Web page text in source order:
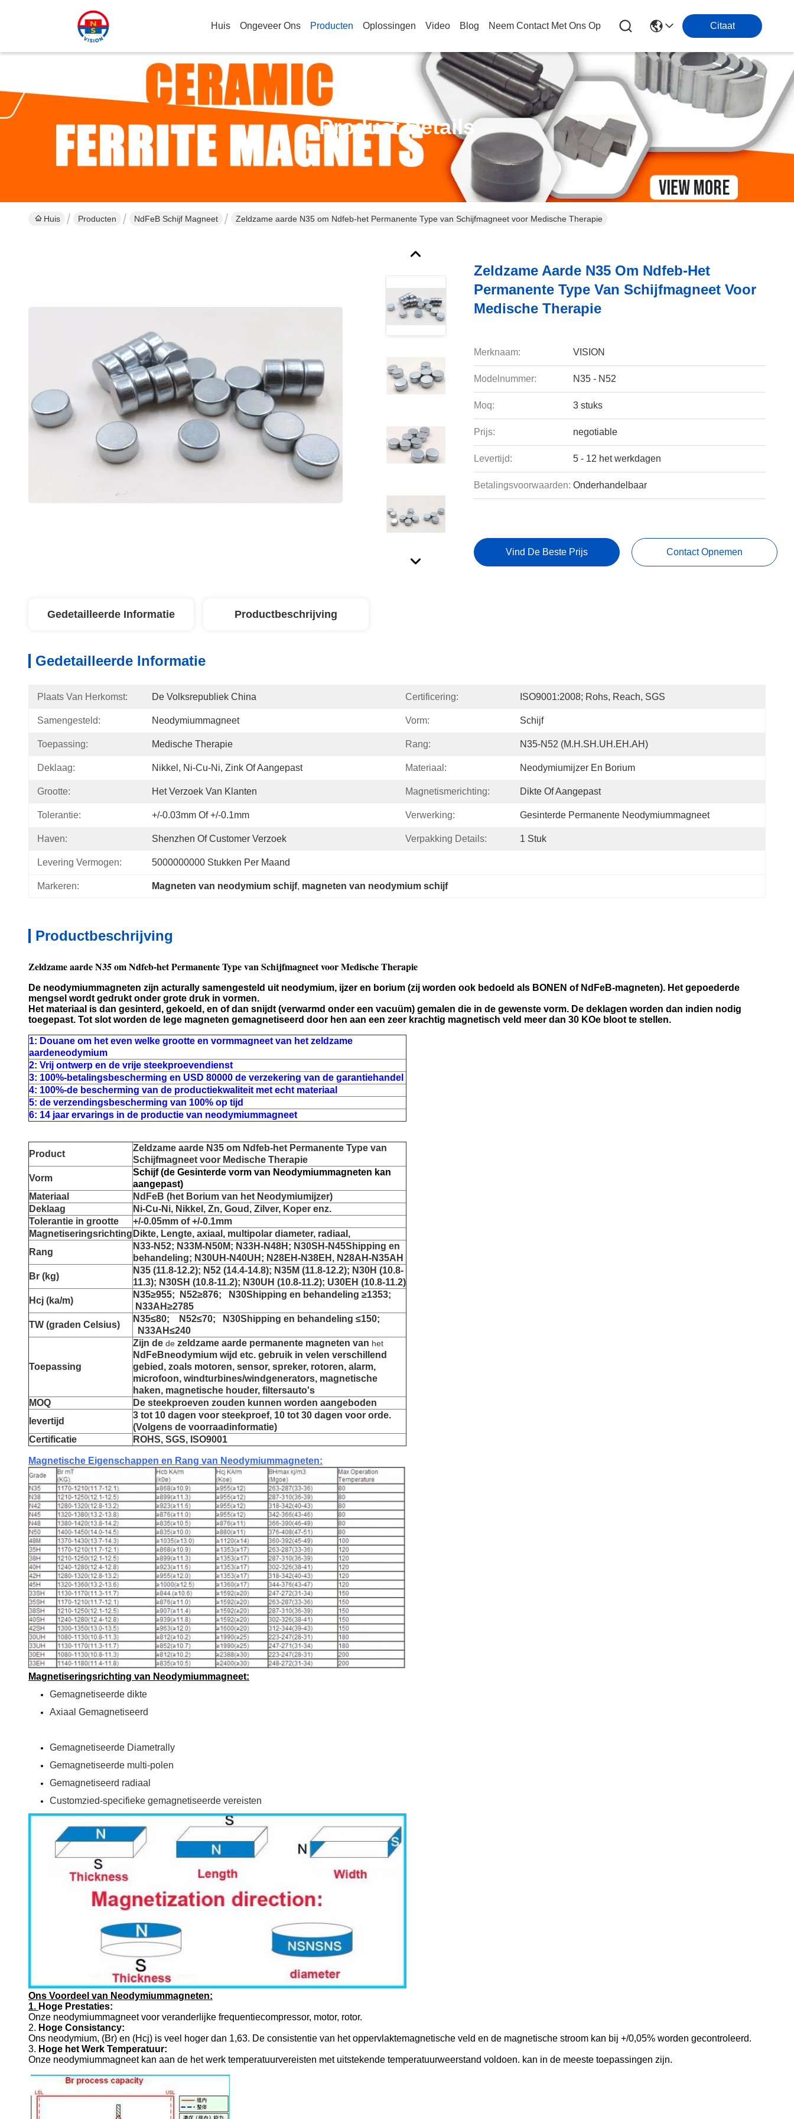
Huis Ongeveer Ons Producten Oplossingen Video Blog Neem Contact Met Ons Op Citaat
Product Details
Huis Producten NdFeB Schijf Magneet Zeldzame aarde N35 om Ndfeb-het Permanente Type van Schijfmagneet voor Medische Therapie
Zeldzame Aarde N35 Om Ndfeb-Het
Permanente Type Van Schijfmagneet Voor
Medische Therapie
Merknaam: VISION
Modelnummer: N35 - N52
Moq: 3 stuks
Prijs: negotiable
Levertijd: 5 - 12 het werkdagen
Betalingsvoorwaarden: Onderhandelbaar
Vind De Beste Prijs Contact Opnemen
Gedetailleerde Informatie Productbeschrijving
Gedetailleerde Informatie
Plaats Van Herkomst: De Volksrepubliek China Certificering: ISO9001:2008; Rohs, Reach, SGS
Samengesteld: Neodymiummagneet Vorm: Schijf
Toepassing: Medische Therapie Rang: N35-N52 (M.H.SH.UH.EH.AH)
Deklaag: Nikkel, Ni-Cu-Ni, Zink Of Aangepast Materiaal: Neodymiumijzer En Borium
Grootte: Het Verzoek Van Klanten Magnetismerichting: Dikte Of Aangepast
Tolerantie: +/-0.03mm Of +/-0.1mm Verwerking: Gesinterde Permanente Neodymiummagneet
Haven: Shenzhen Of Customer Verzoek Verpakking Details: 1 Stuk
Levering Vermogen: 5000000000 Stukken Per Maand
Markeren: Magneten van neodymium schijf, magneten van neodymium schijf
Productbeschrijving
Zeldzame aarde N35 om Ndfeb-het Permanente Type van Schijfmagneet voor Medische Therapie
De neodymiummagneten zijn acturally samengesteld uit neodymium, ijzer en borium (zij worden ook bedoeld als BONEN of NdFeB-magneten). Het gepoederde
mengsel wordt gedrukt onder grote druk in vormen.
Het materiaal is dan gesinterd, gekoeld, en of dan snijdt (verwarmd onder een vacuüm) gemalen die in de gewenste vorm. De deklagen worden dan indien nodig
toegepast. Tot slot worden de lege magneten gemagnetiseerd door hen aan een zeer krachtig magnetisch veld meer dan 30 KOe bloot te stellen.
1: Douane om het even welke grootte en vormmagneet van het zeldzame
aardeneodymium
2: Vrij ontwerp en de vrije steekproevendienst
3: 100%-betalingsbescherming en USD 80000 de verzekering van de garantiehandel
4: 100%-de bescherming van de productiekwaliteit met echt materiaal
5: de verzendingsbescherming van 100% op tijd
6: 14 jaar ervarings in de productie van neodymiummagneet
Product
Zeldzame aarde N35 om Ndfeb-het Permanente Type van
Schijfmagneet voor Medische Therapie
Vorm
Schijf (de Gesinterde vorm van Neodymiummagneten kan
aangepast)
Materiaal
NdFeB (het Borium van het Neodymiumijzer)
Deklaag
Ni-Cu-Ni, Nikkel, Zn, Goud, Zilver, Koper enz.
Tolerantie in grootte
+/-0.05mm of +/-0.1mm
Magnetiseringsrichting Dikte, Lengte, axiaal, multipolar diameter, radiaal,
Rang
N33-N52; N33M-N50M; N33H-N48H; N30SH-N45Shipping en
behandeling; N30UH-N40UH; N28EH-N38EH, N28AH-N35AH
Br (kg)
N35 (11.8-12.2); N52 (14.4-14.8); N35M (11.8-12.2); N30H (10.8-
11.3); N30SH (10.8-11.2); N30UH (10.8-11.2); U30EH (10.8-11.2)
Hcj (ka/m)
N35≥955; N52≥876; N30Shipping en behandeling ≥1353;
N33AH≥2785
TW (graden Celsius)
N35≤80; N52≤70; N30Shipping en behandeling ≤150;
N33AH≤240
Toepassing
Zijn de de zeldzame aarde permanente magneten van het
NdFeBneodymium wijd etc. gebruik in velen verschillend
gebied, zoals motoren, sensor, spreker, rotoren, alarm,
microfoon, windturbines/windgenerators, magnetische
haken, magnetische houder, filtersauto's
MOQ
De steekproeven zouden kunnen worden aangeboden
levertijd
3 tot 10 dagen voor steekproef, 10 tot 30 dagen voor orde.
(Volgens de voorraadinformatie)
Certificatie
ROHS, SGS, ISO9001
Magnetische Eigenschappen en Rang van Neodymiummagneten:
Magnetiseringsrichting van Neodymiummagneet:
Gemagnetiseerde dikte
Axiaal Gemagnetiseerd
Gemagnetiseerde Diametrally
Gemagnetiseerde multi-polen
Gemagnetiseerd radiaal
Customzied-specifieke gemagnetiseerde vereisten
Ons Voordeel van Neodymiummagneten:
1. Hoge Prestaties:
Onze neodymiummagneet voor veranderlijke frequentiecompressor, motor, rotor.
2. Hoge Consistancy:
Ons neodymium, (Br) en (Hcj) is veel hoger dan 1,63. De consistentie van het oppervlaktemagnetische veld en de magnetische stroom kan bij +/0,05% worden gecontroleerd.
3. Hoge het Werk Temperatuur:
Onze neodymiummagneet kan aan de het werk temperatuurvereisten met uitstekende temperatuurweerstand voldoen. kan in de meeste toepassingen zijn.